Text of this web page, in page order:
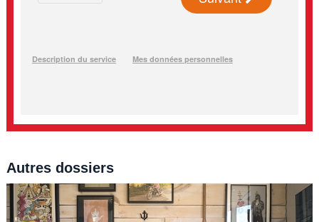
Autres dossiers